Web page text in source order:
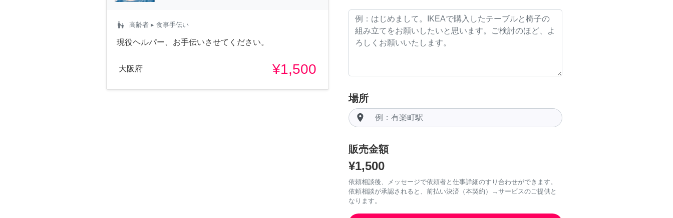
escalator_warning 高齢者 ▸ 食事手伝い
現役ヘルパー、お手伝いさせてください。
大阪府 ¥1,500
場所
room
販売金額
¥1,500
依頼相談後、メッセージで依頼者と仕事詳細のすり合わせができます。
依頼相談が承認されると、前払い決済（本契約）→サービスのご提供と
なります。